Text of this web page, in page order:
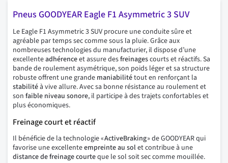
Pneus GOODYEAR Eagle F1 Asymmetric 3 SUV
Le Eagle F1 Asymmetric 3 SUV procure une conduite sûre et
agréable par temps sec comme sous la pluie. Grâce aux
nombreuses technologies du manufacturier, il dispose d’une
excellenteadhérenceet assure desfreinagescourts et réactifs. Sa
bande de roulement asymétrique, son poids léger et sa structure
robuste offrent une grande maniabilitétout en renforçant la
stabilitéà vive allure. Avec sa bonne résistance au roulement et
son faible niveau sonore, il participe à des trajets confortables et
plus économiques.
Freinage court et réactif
Il bénéficie de la technologie «ActiveBraking» de GOODYEAR qui
favorise une excellenteempreinte au solet contribue à une
distance de freinage courteque le sol soit sec comme mouillée.